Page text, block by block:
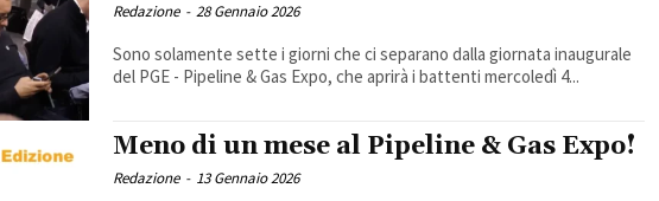
Redazione - 28 Gennaio 2026
Sono solamente sette i giorni che ci separano dalla giornata inaugurale
del PGE - Pipeline & Gas Expo, che aprirà i battenti mercoledì 4...
Meno di un mese al Pipeline & Gas Expo!
Redazione - 13 Gennaio 2026